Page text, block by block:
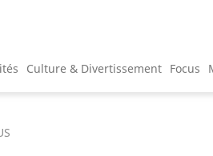
Culture & Divertissement Focus